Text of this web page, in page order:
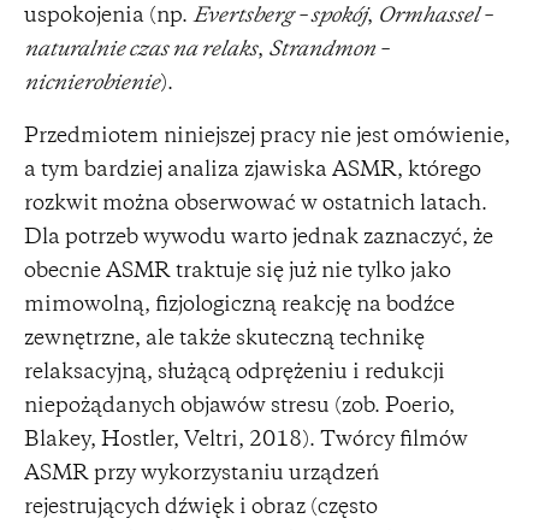
uspokojenia (np. Evertsberg – spokój, Ormhassel –
naturalnie czas na relaks, Strandmon –
nicnierobienie).
Przedmiotem niniejszej pracy nie jest omówienie,
a tym bardziej analiza zjawiska ASMR, którego
rozkwit można obserwować w ostatnich latach.
Dla potrzeb wywodu warto jednak zaznaczyć, że
obecnie ASMR traktuje się już nie tylko jako
mimowolną, fizjologiczną reakcję na bodźce
zewnętrzne, ale także skuteczną technikę
relaksacyjną, służącą odprężeniu i redukcji
niepożądanych objawów stresu (zob. Poerio,
Blakey, Hostler, Veltri, 2018). Twórcy filmów
ASMR przy wykorzystaniu urządzeń
rejestrujących dźwięk i obraz (często